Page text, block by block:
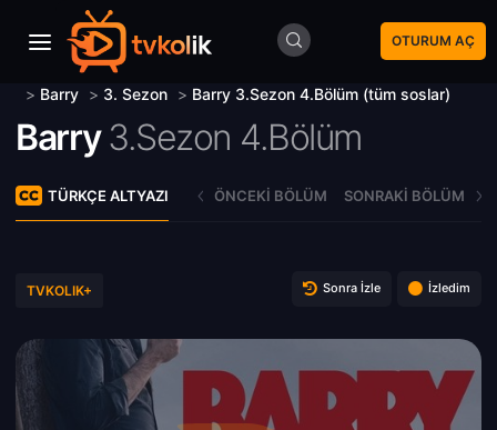
OTURUM AÇ
> Barry > 3. Sezon > Barry 3.Sezon 4.Bölüm (tüm soslar)
Barry 3.Sezon 4.Bölüm
TÜRKÇE ALTYAZI ÖNCEKI BÖLÜM SONRAKI BÖLÜM
TVKOLIK+ Sonra İzle İzledim